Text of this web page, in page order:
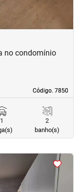
Código. 7850
Código. 7850
no condomínio
1
2
banho(s)